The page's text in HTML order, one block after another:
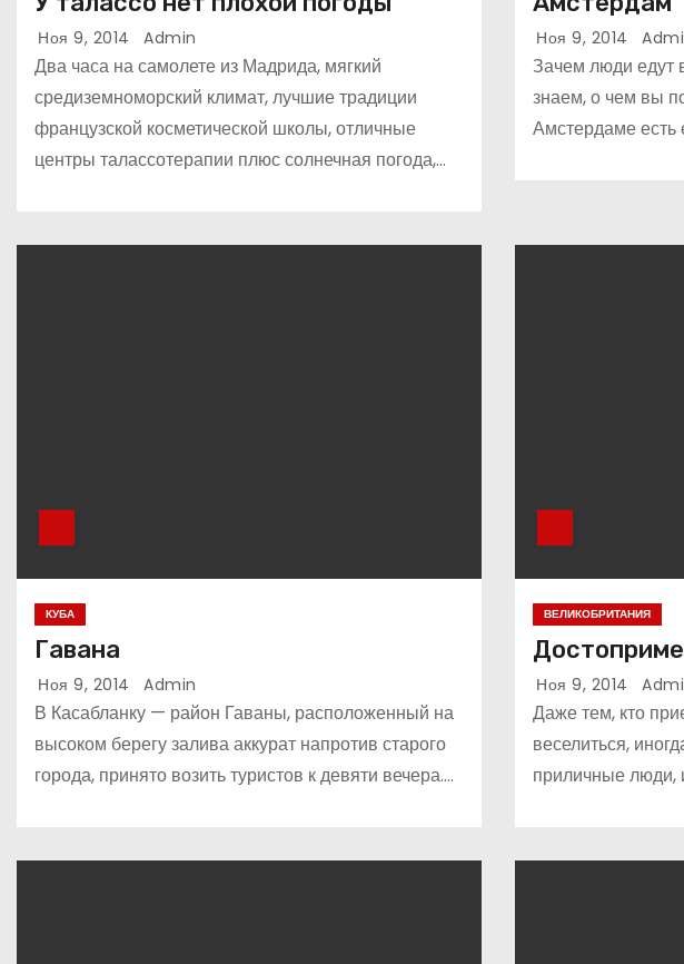
Ноя 9, 2014 Admin
Два часа на самолете из Мадрида, мягкий
средиземноморский климат, лучшие традиции
французской косметической школы, отличные
центры талассотерапии плюс солнечная погода,…
Ноя 9, 2014
Зачем люди едут
знаем, о чем вы
Амстердаме
КУБА
Гавана
Ноя 9, 2014 Admin
В Касабланку — район Гаваны, расположенный на
высоком берегу залива аккурат напротив старого
города, принято возить туристов к девяти вечера.…
ВЕЛИКОБРИТАНИЯ
Ноя 9, 2014
Даже тем, кто
веселиться,
приличные люди,